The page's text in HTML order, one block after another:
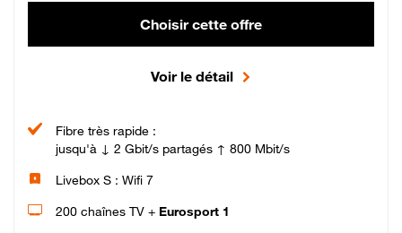
Choisir cette offre
Voir le détail
Fibre très rapide :
jusqu'à ↓ 2 Gbit/s partagés ↑ 800 Mbit/s
Livebox S : Wifi 7
200 chaînes TV + Eurosport 1